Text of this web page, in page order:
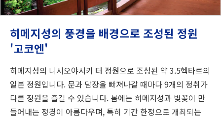
히메지성의 풍경을 배경으로 조성된 정원
'고코엔'
히메지성의 니시오야시키 터 정원으로 조성된 약 3.5헥타르의
일본 정원입니다. 문과 담장을 빠져나갈 때마다 9개의 정취가
다른 정원을 즐길 수 있습니다. 봄에는 히메지성과 벚꽃이 만
들어내는 정경이 아름다우며, 특히 기간 한정으로 개최되는